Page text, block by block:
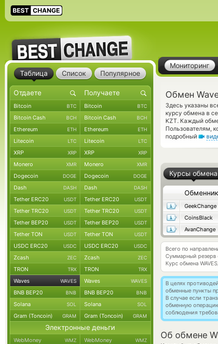
Мониторинг
Обмен
Здесь указаны
курсу обмена в
KZT. Каждый
Пользователям,
подробный
Курсы обмена
Обменник
GeekChange
CoinsBlack
AvanChange
Всего по
Суммарный резерв
Курс обмена
В целях
обменные пункты
В случае если
обменную
соблюдения
Об обмене
Таблица Список Популярное
Bitcoin BTC Bitcoin BTC
Bitcoin Cash BCH Bitcoin Cash BCH
Ethereum ETH Ethereum ETH
Litecoin LTC Litecoin LTC
XRP XRP XRP XRP
Monero XMR Monero XMR
Dogecoin DOGE Dogecoin DOGE
Dash DASH Dash DASH
Tether ERC20 USDT Tether ERC20 USDT
Tether TRC20 USDT Tether TRC20 USDT
Tether BEP20 USDT Tether BEP20 USDT
Tether TON USDT Tether TON USDT
USDC ERC20 USDC USDC ERC20 USDC
Zcash ZEC Zcash ZEC
TRON TRX TRON TRX
Waves WAVES Waves WAVES
BNB BEP20 BNB BNB BEP20 BNB
Solana SOL Solana SOL
Gram (Toncoin) GRAM Gram (Toncoin) GRAM
Электронные деньги
WebMoney WMZ WebMoney WMZ